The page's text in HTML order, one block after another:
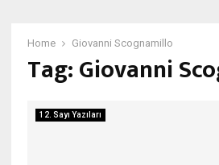
Home Giovanni Scognamillo
Tag:Giovanni
12. Sayı Yazıları